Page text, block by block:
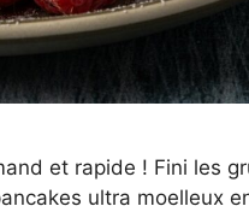
et rapide ! Fini les
ultra moelleux